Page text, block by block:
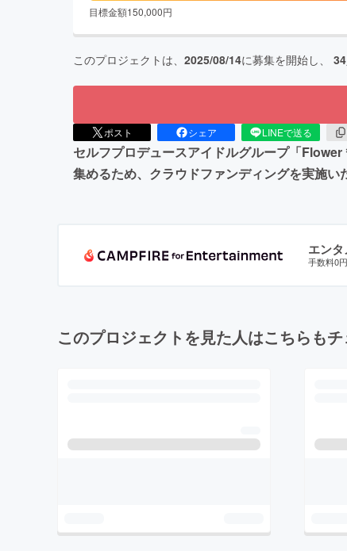
目標金額150,000円
このプロジェクトは、 2025/08/14に募集を開始し、 34
ポスト シェア LINEで送る
セルフプロデュースアイドルグループ「
集めるため、クラウドファンディングを実施い
エン
手数料0
このプロジェクトを見た人はこちらも